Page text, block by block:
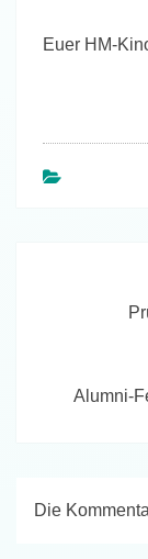
Euer HM-
Alumni-
Die